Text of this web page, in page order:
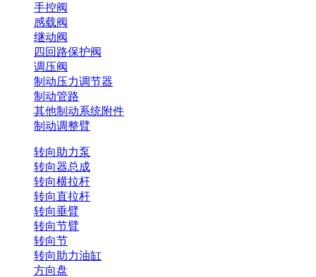
手控阀
感载阀
继动阀
四回路保护阀
调压阀
制动压力调节器
制动管路
其他制动系统附件
制动调整臂
转向助力泵
转向器总成
转向横拉杆
转向直拉杆
转向垂臂
转向节臂
转向节
转向助力油缸
方向盘